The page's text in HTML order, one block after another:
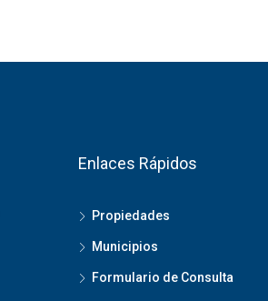
Enlaces Rápidos
Propiedades
Municipios
Formulario de Consulta